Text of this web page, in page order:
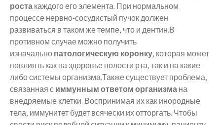
ростакаждого его элемента. При нормальном
процессе нервно-сосудистый пучок должен
развиваться в таком же темпе, что и дентин.В
противном случае можно получить
изначальнопатологическую коронку, которая может
повлиять как на здоровье полости рта, так и на какие-
либо системы организма.Также существует проблема,
связанная симмунным ответом организмана
внедряемые клетки. Воспринимая их как инородные
тела, иммунитет будет всячески их отторгать. Чтобы